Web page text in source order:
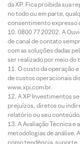
da XP. Fica proibida sua
no todo ou em parte,
consentimento expresso
0800 77 20202. A
de canal de contato
com as soluções dadas
ser realizado por meio do
O custo da operação
de custos operacionais
www.xpi.com.br.
A XP Investimentos
prejuízos, diretos ou
relatório ou seu conteúdo.
A Avaliação Técnica e
metodologias de análise.
como tendência,